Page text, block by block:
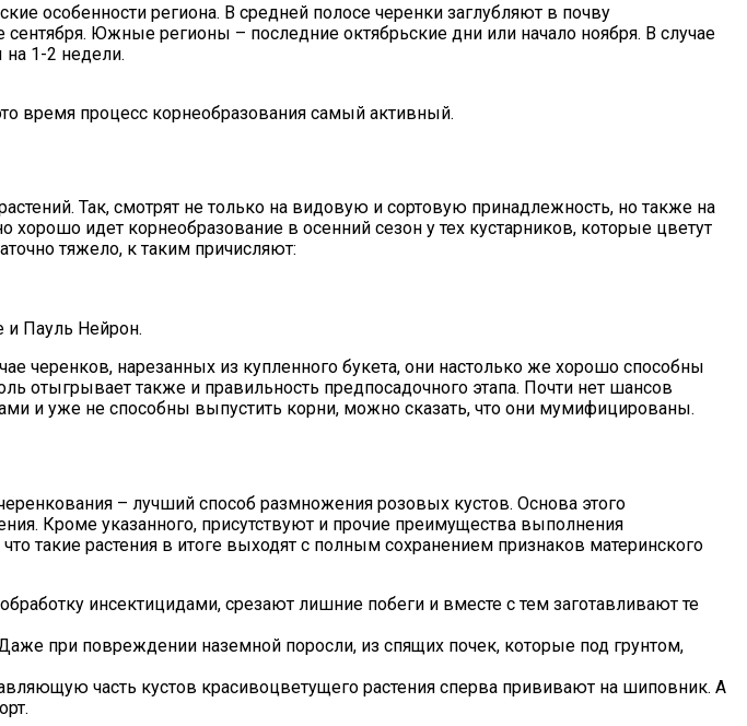
особенности региона. В средней полосе черенки заглубляют в почву
Южные регионы – последние октябрьские дни или начало ноября. В случае
на 1-2 недели.
время процесс корнеобразования самый активный.
Так, смотрят не только на видовую и сортовую принадлежность, но также на
хорошо идет корнеобразование в осенний сезон у тех кустарников, которые цветут
тяжело, к таким причисляют:
и Пауль Нейрон.
черенков, нарезанных из купленного букета, они настолько же хорошо способны
отыгрывает также и правильность предпосадочного этапа. Почти нет шансов
и уже не способны выпустить корни, можно сказать, что они мумифицированы.
– лучший способ размножения розовых кустов. Основа этого
Кроме указанного, присутствуют и прочие преимущества выполнения
такие растения в итоге выходят с полным сохранением признаков материнского
инсектицидами, срезают лишние побеги и вместе с тем заготавливают те
при повреждении наземной поросли, из спящих почек, которые под грунтом,
часть кустов красивоцветущего растения сперва прививают на шиповник. А